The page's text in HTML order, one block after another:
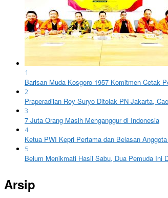
1
Barisan Muda Kosgoro 1957 Komitmen Cetak
2
Praperadilan Roy Suryo Ditolak PN Jakarta,
3
7 Juta Orang Masih Menganggur di Indonesia
4
Ketua PWI Kepri Pertama dan Belasan
5
Belum Menikmati Hasil Sabu, Dua Pemuda Ini
Arsip